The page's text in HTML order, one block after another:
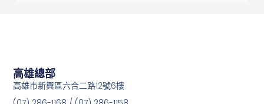
高雄總部
高雄市新興區六合二路12號6樓